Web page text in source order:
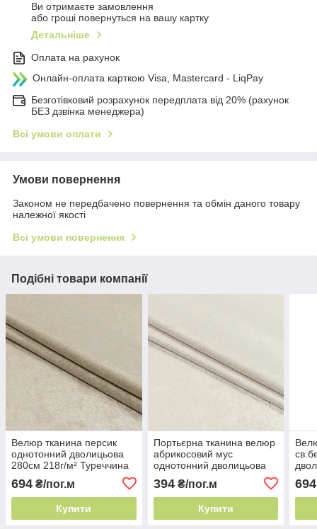
Ви отримаєте замовлення
або гроші повернуться на вашу картку
Детальніше
Оплата на рахунок
Онлайн-оплата карткою Visa, Mastercard - LiqPay
Безготівковий розрахунок передплата від 20% (рахунок
БЕЗ дзвінка менеджера)
Всі умови оплати
Умови повернення
Законом не передбачено повернення та обмін даного товару
належної якості
Всі умови повернення
Подібні товари компанії
Велюр тканина персик
однотонний дволицьова
280см 218г/м² Туреччина
штор
694 ₴/пог.м
Купити
Портьєрна тканина велюр
абрикосовий мус
однотонний дволицьова
280см 218г/м² Туреччина
для ресторану
394₴/пог.м
Купити
694